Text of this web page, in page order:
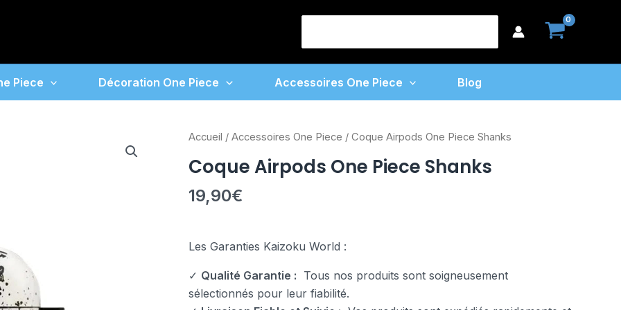
Piece Décoration One Piece Accessoires One Piece Blog
Accueil / Accessoires One Piece / Coque Airpods One Piece Shanks
Coque Airpods One Piece Shanks
19,90€
Les Garanties Kaizoku World :
✓ Qualité Garantie : Tous nos produits sont soigneusement
sélectionnés pour leur fiabilité.
quantité
Coque
Airpods
One
Shanks